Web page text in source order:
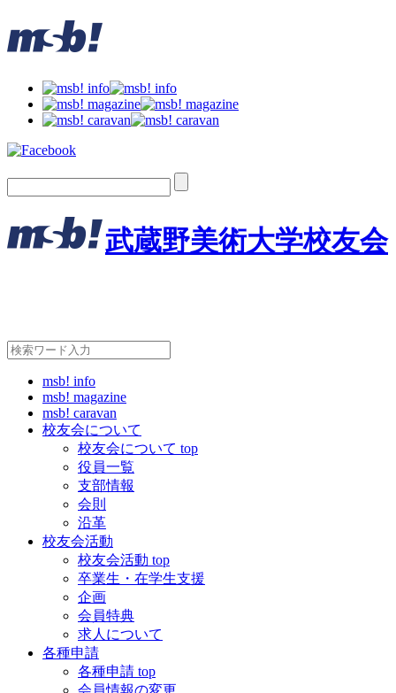
武蔵野美術大学校友会
msb! info
msb! magazine
msb! caravan
校友会について
校友会について top
役員一覧
支部情報
会則
沿革
校友会活動
校友会活動 top
卒業生・在学生支援
企画
会員特典
求人について
各種申請
各種申請 top
会員情報の変更